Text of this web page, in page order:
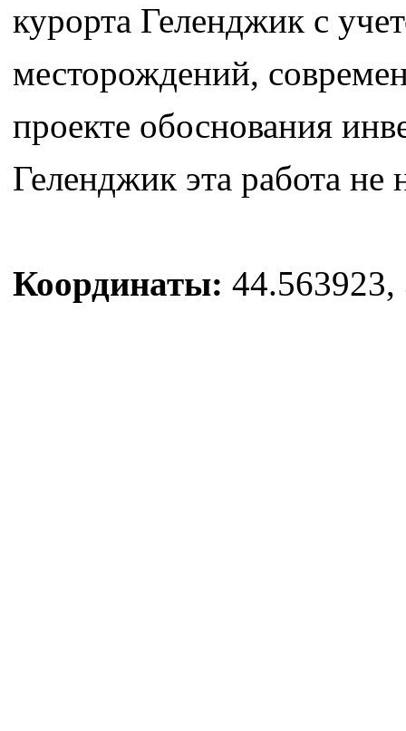
курорта Геленджик с
месторождений,
проекте обоснования
Геленджик эта работа не
Координаты: 44.563923,